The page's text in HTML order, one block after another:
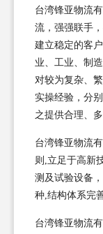
台湾锋亚物流
流，强强联手
建立稳定的客
业、工业、制
对较为复杂、
实操经验，分
之提供合理、
台湾锋亚物流
则,立足于高新
测及试验设备
种,结构体系完
台湾锋亚物流